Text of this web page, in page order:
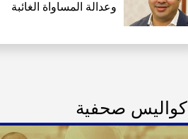
وعدالة المساواة الغائبة
كواليس صحفية